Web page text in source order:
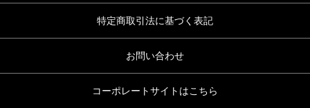
特定商取引法に基づく表記
お問い合わせ
コーポレートサイトはこちら